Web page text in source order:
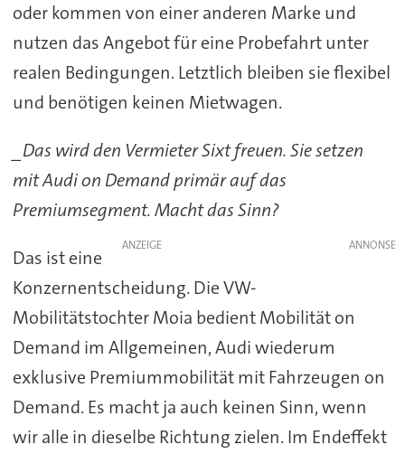
oder kommen von einer anderen Marke und
nutzen das Angebot für eine Probefahrt unter
realen Bedingungen. Letztlich bleiben sie flexibel
und benötigen keinen Mietwagen.
_Das wird den Vermieter Sixt freuen. Sie setzen
mit Audi on Demand primär auf das
Premiumsegment. Macht das Sinn?
ANZEIGE
Das ist eine
Konzernentscheidung. Die VW-
Mobilitätstochter Moia bedient Mobilität on
Demand im Allgemeinen, Audi wiederum
exklusive Premiummobilität mit Fahrzeugen on
Demand. Es macht ja auch keinen Sinn, wenn
wir alle in dieselbe Richtung zielen. Im Endeffekt